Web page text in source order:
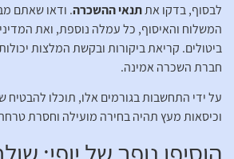
לבסוף, בדקו אתתנאי ההשכרה. ודאו שאתם
המשלוח והאיסוף, כל עמלה נוספת, ואת
ביטולים. קריאת ביקורות ובקשת המלצות
חברת השכרה אמינה.
על ידי התחשבות בגורמים אלו, תוכלו
וכיסאות מעץ תהיה בחירה מועילה וחסרת